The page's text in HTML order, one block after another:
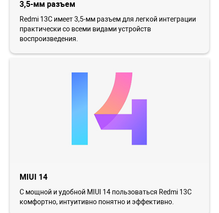
3,5-мм разъем
Redmi 13C имеет 3,5-мм разъем для легкой интеграции
практически со всеми видами устройств
воспроизведения.
MIUI 14
С мощной и удобной MIUI 14 пользоваться Redmi 13C
комфортно, интуитивно понятно и эффективно.